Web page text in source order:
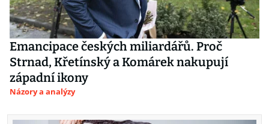
Emancipace českých miliardářů. Proč
Strnad, Křetínský a Komárek nakupují
západní ikony
Názory a analýzy